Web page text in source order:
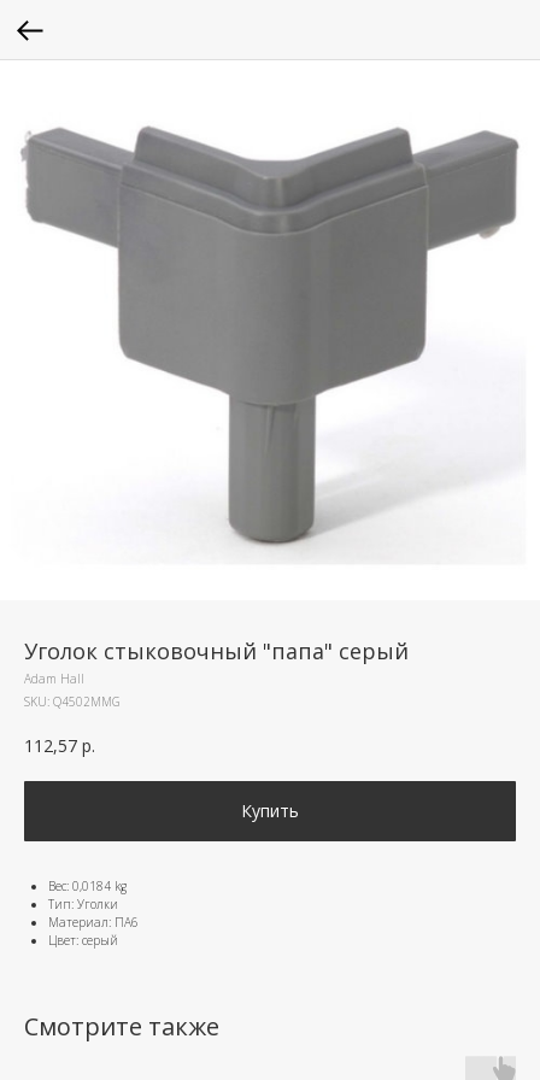
Уголок стыковочный "папа" серый
Adam Hall
SKU: Q4502MMG
112,57 р.
Купить
Вес: 0,0184 kg
Тип: Уголки
Материал: ПА6
Цвет: серый
Смотрите также